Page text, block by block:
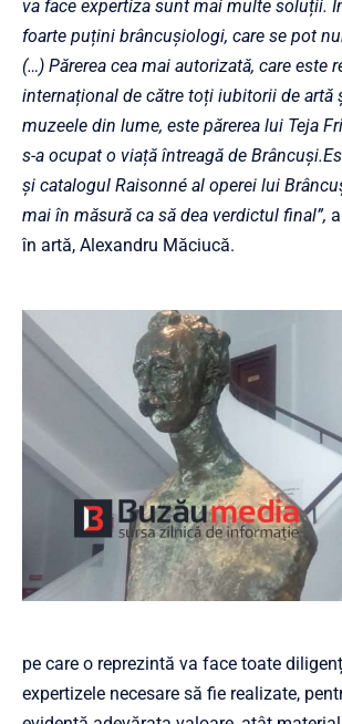
va face expertiza sunt mai multe soluții.
foarte puțini brâncuşiologi, care se pot
(…) Părerea cea mai autorizată, care este
internațional de către toți iubitorii de artă
muzeele din lume, este părerea lui Teja
s-a ocupat o viață întreagă de
și catalogul Raisonné al operei lui
mai în măsură ca să dea verdictul final”,
în artă, Alexandru Măciucă.
pe care o reprezintă va face toate
expertizele necesare să fie realizate,